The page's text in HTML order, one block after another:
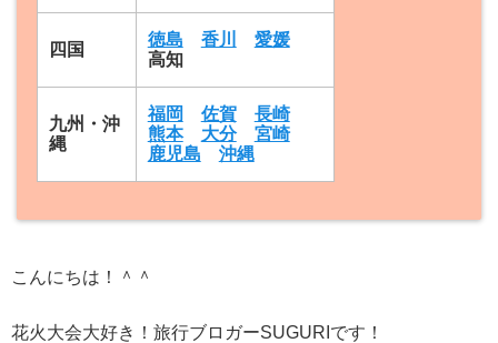
四国
徳島 香川
愛媛
高知
九州・沖
縄
福岡 佐賀
長崎
熊本
大分
宮崎
鹿児島
沖縄
こんにちは！＾＾
花火大会大好き！旅行ブロガーSUGURIです！